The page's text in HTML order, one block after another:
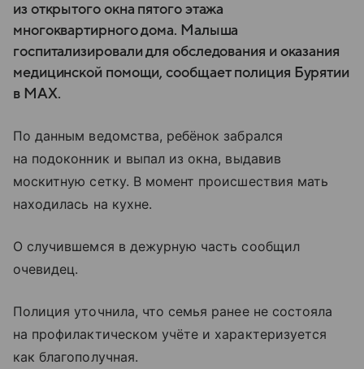
из открытого окна пятого этажа
многоквартирного дома. Малыша
госпитализировали для обследования и оказания
медицинской помощи, сообщает полиция Бурятии
в MAX.
По данным ведомства, ребёнок забрался
на подоконник и выпал из окна, выдавив
москитную сетку. В момент происшествия мать
находилась на кухне.
О случившемся в дежурную часть сообщил
очевидец.
Полиция уточнила, что семья ранее не состояла
на профилактическом учёте и характеризуется
как благополучная.